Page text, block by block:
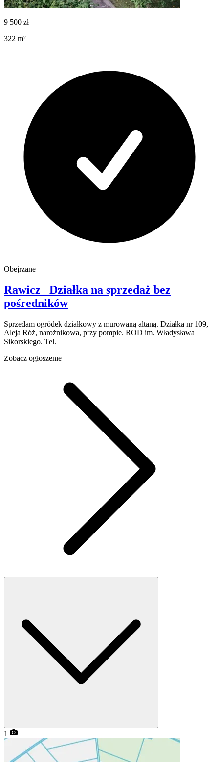
9 500 zł
322 m²
Obejrzane
Rawicz Działka na sprzedaż bez
pośredników
Sprzedam ogródek działkowy z murowaną altaną. Działka nr 109,
Aleja Róż, narożnikowa, przy pompie. ROD im. Władysława
Sikorskiego. Tel.
Zobacz ogłoszenie
1